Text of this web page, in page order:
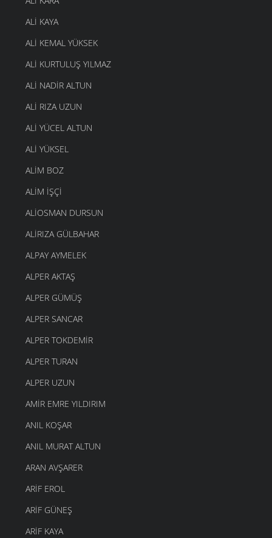
ALI KAYA
ALI KEMAL YÜKSEK
ALI KURTULUŞ YILMAZ
ALI NADIR ALTUN
ALI RIZA UZUN
ALI YÜCEL ALTUN
ALI YÜKSEL
ALIM BOZ
ALIM İŞÇI
ALIOSMAN DURSUN
ALIRIZA GÜLBAHAR
ALPAY AYMELEK
ALPER AKTAŞ
ALPER GÜMÜŞ
ALPER SANCAR
ALPER TOKDEMIR
ALPER TURAN
ALPER UZUN
AMIR EMRE YILDIRIM
ANIL KOŞAR
ANIL MURAT ALTUN
ARAN AVŞARER
ARIF EROL
ARIF GÜNEŞ
ARIF KAYA